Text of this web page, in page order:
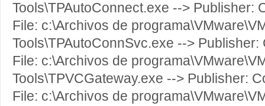
Tools\TPAutoConnect.exe --> Publisher:
File: c:\Archivos de
Tools\TPAutoConnSvc.exe --> Publisher:
File: c:\Archivos de
Tools\TPVCGateway.exe --> Publisher:
File: c:\Archivos de